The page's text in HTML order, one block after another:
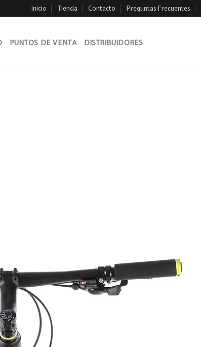
Inicio Tienda Contacto Preguntas Frecuentes
PUNTOS DE VENTA DISTRIBUIDORES